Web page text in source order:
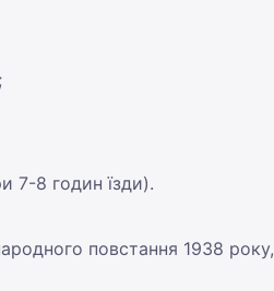
7-8 годин їзди).
повстання 1938 року,